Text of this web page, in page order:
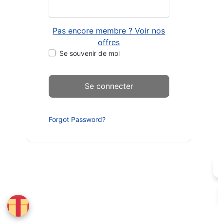
Pas encore membre ? Voir nos
offres
Se souvenir de moi
Forgot Password?